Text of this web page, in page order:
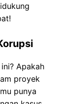
Apakah
proyek
punya